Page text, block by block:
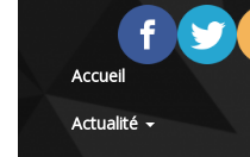
Accueil
Actualité